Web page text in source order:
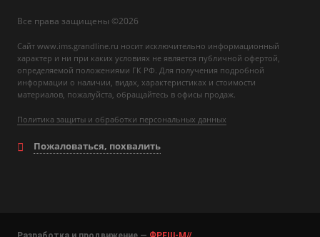
Все права защищены ©2026
Сайт www.ims.grandline.ru носит исключительно информационный
характер и ни при каких условиях не является публичной офертой,
определяемой положениями ГК РФ. Для получения подробной
информации о наличии, видах, характеристиках и стоимости
материалов, пожалуйста, обращайтесь в офисы продаж.
Политика защиты и обработки персональных данных
Пожаловаться, похвалить